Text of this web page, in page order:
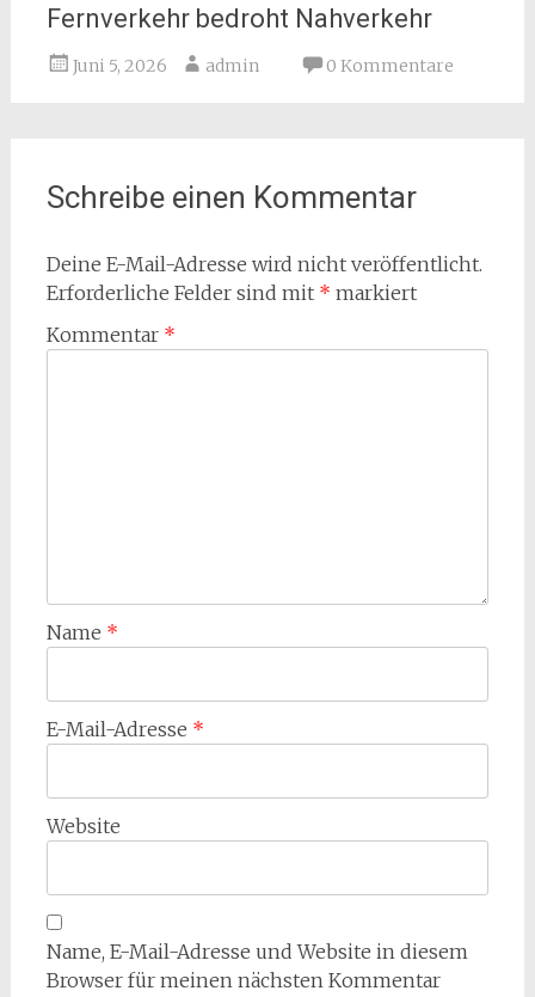
Fernverkehr bedroht Nahverkehr
Juni 5, 2026 admin 0 Kommentare
Schreibe einen Kommentar
Deine E-Mail-Adresse wird nicht veröffentlicht.
Erforderliche Felder sind mit * markiert
Kommentar *
Name *
E-Mail-Adresse *
Website
Name, E-Mail-Adresse und Website in diesem
Browser für meinen nächsten Kommentar